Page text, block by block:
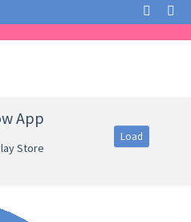
App
Store
Load